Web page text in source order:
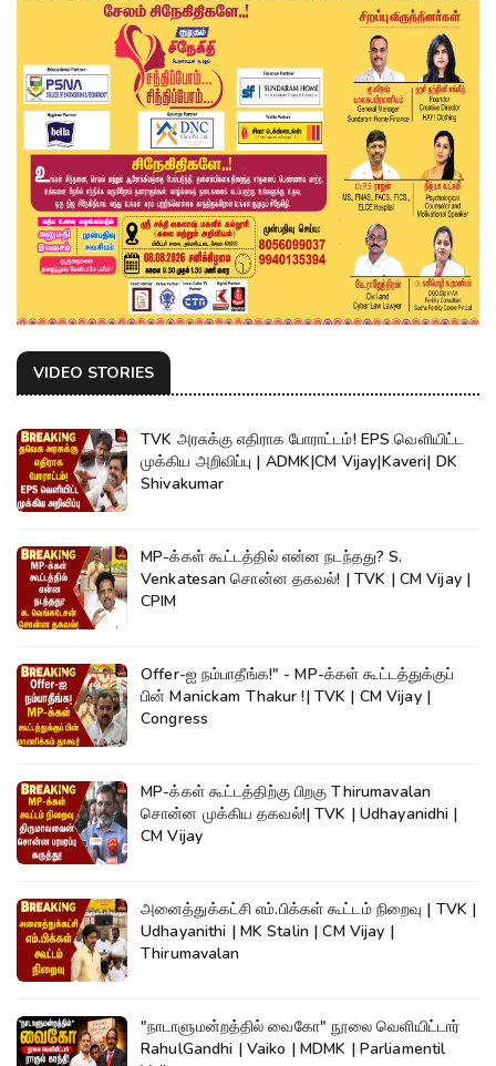
VIDEO STORIES
TVK அரசுக்கு எதிராக போராட்டம்! EPS வெளியிட்ட
முக்கிய அறிவிப்பு | ADMK|CM Vijay|Kaveri| DK
Shivakumar
MP-க்கள் கூட்டத்தில் என்ன நடந்தது? S.
Venkatesan சொன்ன தகவல்! | TVK | CM Vijay |
CPIM
Offer-ஐ நம்பாதீங்க!" - MP-க்கள் கூட்டத்துக்குப்
பின் Manickam Thakur !| TVK | CM Vijay |
Congress
MP-க்கள் கூட்டத்திற்கு பிறகு Thirumavalan
சொன்ன முக்கிய தகவல்!| TVK | Udhayanidhi |
CM Vijay
அனைத்துக்கட்சி எம்.பிக்கள் கூட்டம் நிறைவு | TVK |
Udhayanithi | MK Stalin | CM Vijay |
Thirumavalan
"நாடாளுமன்றத்தில் வைகோ" நூலை வெளியிட்டார்
RahulGandhi | Vaiko | MDMK | Parliamentil